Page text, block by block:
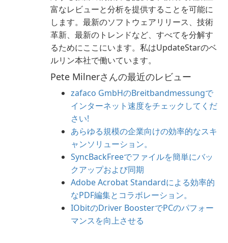
富なレビューと分析を提供することを可能に
します。最新のソフトウェアリリース、技術
革新、最新のトレンドなど、すべてを分解す
るためにここにいます。私はUpdateStarのベ
ルリン本社で働いています。
Pete Milnerさんの最近のレビュー
zafaco GmbHのBreitbandmessungで
インターネット速度をチェックしてくだ
さい!
あらゆる規模の企業向けの効率的なスキ
ャンソリューション。
SyncBackFreeでファイルを簡単にバッ
クアップおよび同期
Adobe Acrobat Standardによる効率的
なPDF編集とコラボレーション。
IObitのDriver BoosterでPCのパフォー
マンスを向上させる